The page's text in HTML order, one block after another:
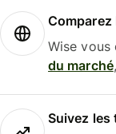
Wise
du marché
Suivez les